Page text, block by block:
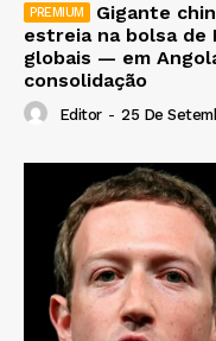
Gigante
estreia na bolsa de
globais — em
consolidação
Editor - 25 De